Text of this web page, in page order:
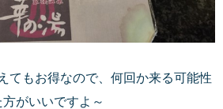
てもお得なので、何回か来る可能性
がいいですよ～